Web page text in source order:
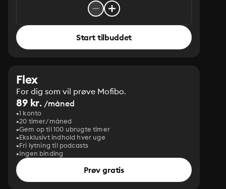
Start tilbuddet
Flex
For dig som vil prøve Mofibo.
89 kr. /måned
1 konto
20 timer/måned
Gem op til 100 ubrugte timer
Eksklusivt indhold hver uge
Fri lytning til podcasts
Ingen binding
Prøv gratis